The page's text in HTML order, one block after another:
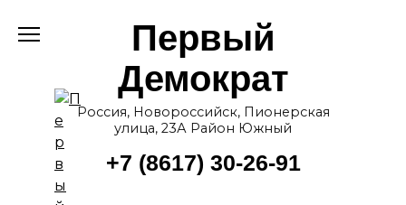
Первый
Демократ
Россия, Новороссийск, Пионерская
улица, 23А Район Южный
+7 (8617) 30-26-91